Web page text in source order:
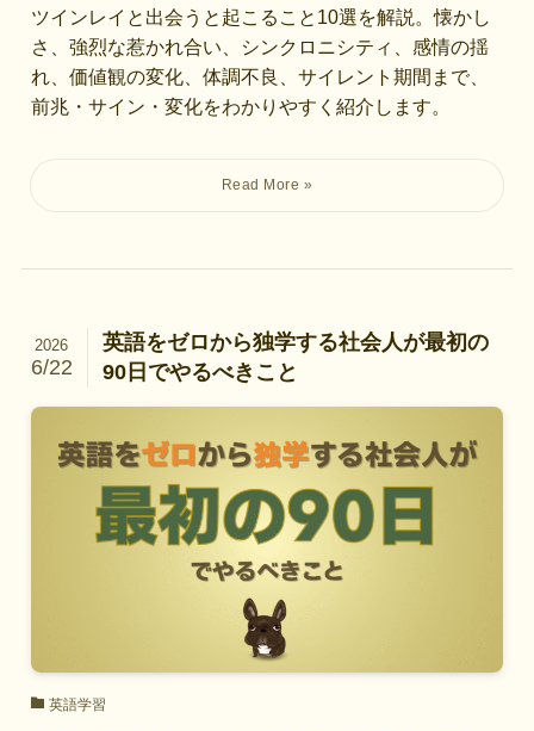
ツインレイと出会うと起こること10選を解説。懐かし
さ、強烈な惹かれ合い、シンクロニシティ、感情の揺
れ、価値観の変化、体調不良、サイレント期間まで、
前兆・サイン・変化をわかりやすく紹介します。
英語をゼロから独学する社会人が最初の
90日でやるべきこと
2026
6/22
英語学習